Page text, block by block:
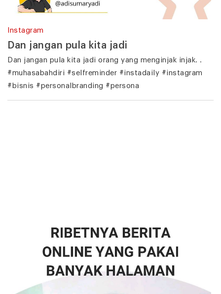
Instagram
Dan jangan pula kita jadi
Dan jangan pula kita jadi orang yang menginjak injak. .
#muhasabahdiri #selfreminder #instadaily #instagram
#bisnis #personalbranding #persona